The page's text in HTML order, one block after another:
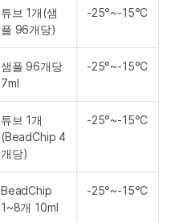
튜브 1개(샘
플 96개당)
-25°~-15°C
샘플 96개당
7ml
-25°~-15°C
튜브 1개
(BeadChip 4
개당)
-25°~-15°C
BeadChip
1~8개 10ml
-25°~-15°C